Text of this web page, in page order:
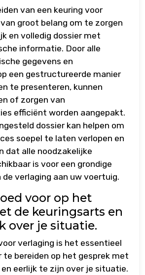
van een keuring voor
groot belang om te zorgen
en volledig dossier met
informatie. Door alle
gegevens en
een gestructureerde manier
te presenteren, kunnen
of zorgen van
efficiënt worden aangepakt.
dossier kan helpen om
soepel te laten verlopen en
dat alle noodzakelijke
is voor een grondige
de verlaging aan uw voertuig.
voor op het
de keuringsarts en
over je situatie.
verlaging is het essentieel
te bereiden op het gesprek met
eerlijk te zijn over je situatie.